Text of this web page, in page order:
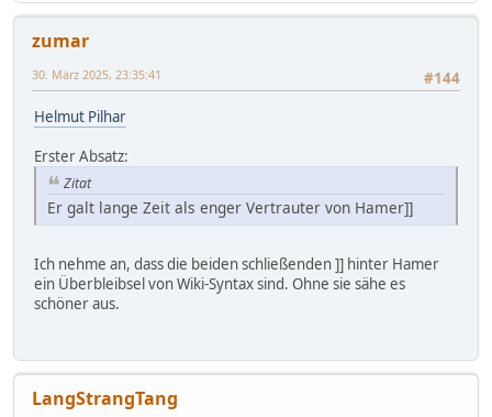
zumar
#144
30. März 2025, 23:35:41
Helmut Pilhar
Erster Absatz:
Zitat
Er galt lange Zeit als enger Vertrauter von Hamer]]
Ich nehme an, dass die beiden schließenden ]] hinter Hamer
ein Überbleibsel von Wiki-Syntax sind. Ohne sie sähe es
schöner aus.
LangStrangTang